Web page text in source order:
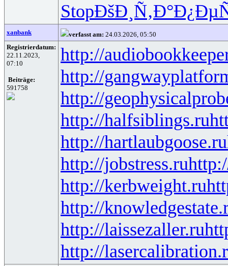
StopÐšÐ¸Ñ‚Ð°
xanbank verfasst am: 24.03.2026, 05:50
Registrierdatum:
22.11.2023,
07:10
Beiträge:
591758
http://
http://
http://
http://halfsiblings.ru
http://hartlaubgoose.ru
http://jobstress.ru
http://kerbweight.ru
http://
http://laissezaller.ru
http://